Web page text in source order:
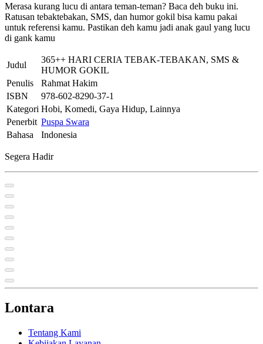
Merasa kurang lucu di antara teman-teman? Baca deh buku ini.
Ratusan tebaktebakan, SMS, dan humor gokil bisa kamu pakai
untuk referensi kamu. Pastikan deh kamu jadi anak gaul yang lucu
di gank kamu
Judul
365++ HARI CERIA TEBAK-TEBAKAN, SMS &
HUMOR GOKIL
Penulis
Rahmat Hakim
ISBN
978-602-8290-37-1
Kategori Hobi, Komedi, Gaya Hidup, Lainnya
Penerbit Puspa Swara
Bahasa
Indonesia
Segera Hadir
Lontara
Tentang Kami